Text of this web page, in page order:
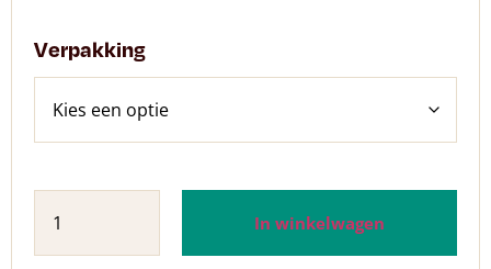
Verpakking
In winkelwagen